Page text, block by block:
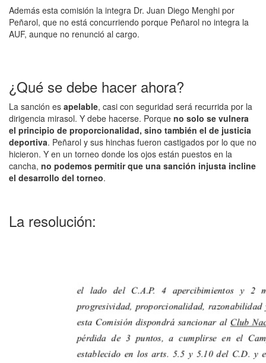
Además esta comisión la integra Dr. Juan Diego Menghi por
Peñarol, que no está concurriendo porque Peñarol no integra la
AUF, aunque no renunció al cargo.
¿Qué se debe hacer ahora?
La sanción es apelable, casi con seguridad será recurrida por la
dirigencia mirasol. Y debe hacerse. Porque no solo se vulnera
el principio de proporcionalidad, sino también el de justicia
deportiva. Peñarol y sus hinchas fueron castigados por lo que no
hicieron. Y en un torneo donde los ojos están puestos en la
cancha, no podemos permitir que una sanción injusta incline
el desarrollo del torneo.
La resolución: